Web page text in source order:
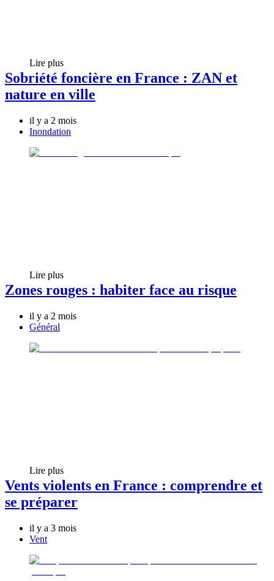
Lire plus
Sobriété foncière en France : ZAN et
nature en ville
il y a 2 mois
Inondation
Lire plus
Zones rouges : habiter face au risque
il y a 2 mois
Général
Lire plus
Vents violents en France : comprendre et
se préparer
il y a 3 mois
Vent